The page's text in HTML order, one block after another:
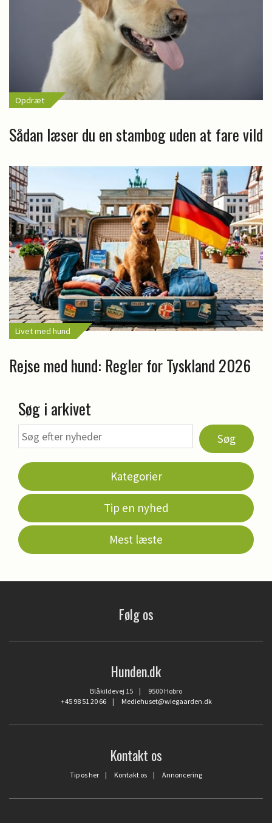
Opdræt
Sådan læser du en stambog uden at fare vild
Livet med hund
Rejse med hund: Regler for Tyskland 2026
Søg i arkivet
Søg
Kategorier
Tip en nyhed
Mest læste
Følg os
Hunden.dk
Blåkildevej 15 | 9500 Hobro
+45 98 51 20 66| Mediehuset@wiegaarden.dk
Kontakt os
Tip os her | Kontakt os | Annoncering